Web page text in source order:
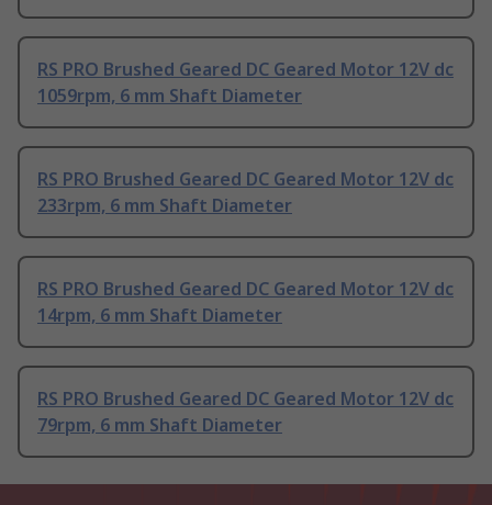
RS PRO Brushed Geared DC Geared Motor 12V dc
1059rpm, 6 mm Shaft Diameter
RS PRO Brushed Geared DC Geared Motor 12V dc
233rpm, 6 mm Shaft Diameter
RS PRO Brushed Geared DC Geared Motor 12V dc
14rpm, 6 mm Shaft Diameter
RS PRO Brushed Geared DC Geared Motor 12V dc
79rpm, 6 mm Shaft Diameter